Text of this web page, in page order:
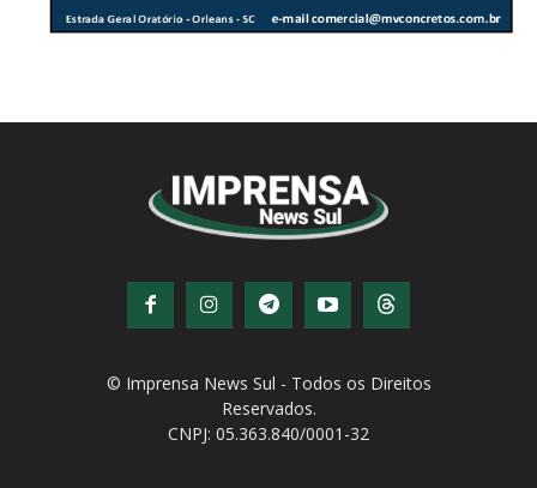
© Imprensa News Sul - Todos os Direitos
Reservados.
CNPJ: 05.363.840/0001-32